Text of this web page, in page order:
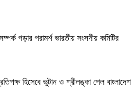
গড়ার পরামর্শ ভারতীয় সংসদীয় কমিটির
হিসেবে ভুটান ও শ্রীলঙ্কা পেল বাংলাদেশ